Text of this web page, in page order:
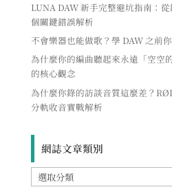
LUNA DAW 新手完整避坑指南：
個關鍵錯誤解析
不會樂器也能做歌？學 DAW 之前
為什麼你的編曲聽起來永遠「空空
的核心觀念
為什麼你錄的訪談音質這麼差？
分軌收音實戰解析
網誌文章類別
網
誌